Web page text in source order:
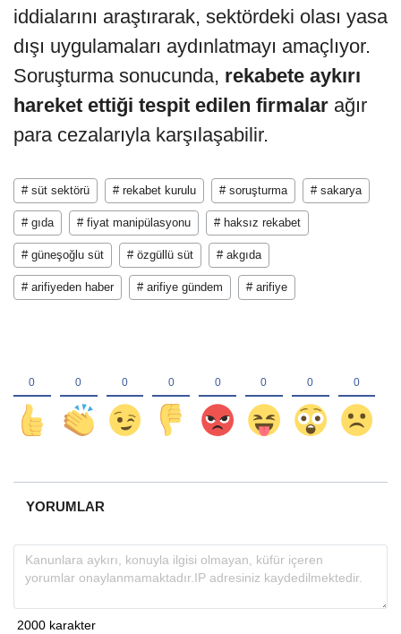
iddialarını araştırarak, sektördeki olası yasa
dışı uygulamaları aydınlatmayı amaçlıyor.
Soruşturma sonucunda, rekabete aykırı
hareket ettiği tespit edilen firmalar ağır
para cezalarıyla karşılaşabilir.
# süt sektörü # rekabet kurulu # soruşturma # sakarya
# gıda # fiyat manipülasyonu # haksız rekabet
# güneşoğlu süt # özgüllü süt # akgıda
# arifiyeden haber # arifiye gündem # arifiye
YORUMLAR